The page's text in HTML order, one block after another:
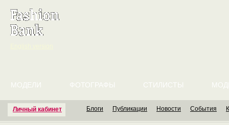
Личный кабинет
МОДЕЛИ ФОТОГРАФЫ СТИЛИСТЫ
Блоги Публикации Новости События